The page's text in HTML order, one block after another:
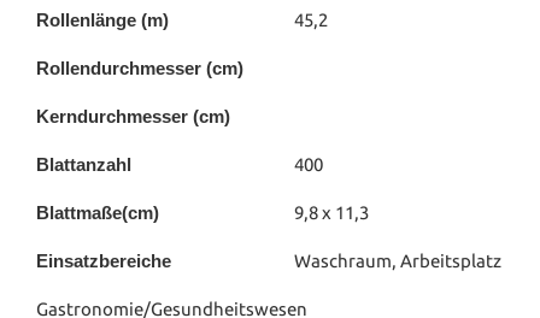
Rollenlänge (m) 45,2
Rollendurchmesser (cm)
Kerndurchmesser (cm)
Blattanzahl 400
Blattmaße(cm) 9,8 x 11,3
Einsatzbereiche Waschraum, Arbeitsplatz
Gastronomie/Gesundheitswesen